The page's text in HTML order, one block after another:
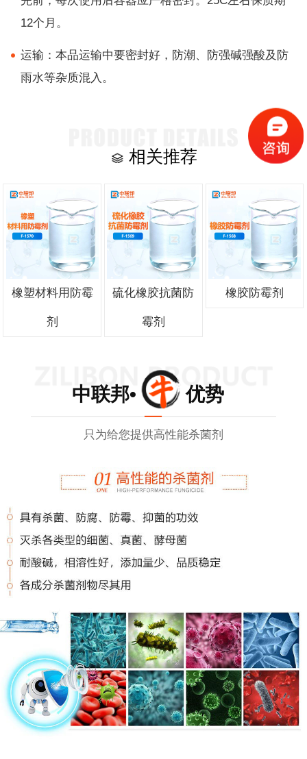
12个月。
运输：本品运输中要密封好，防潮、防强碱强酸及防
雨水等杂质混入。
相关推荐
橡塑材料用防霉
剂
硫化橡胶抗菌防
霉剂
橡胶防霉剂
中联邦• 优势
只为给您提供高性能杀菌剂